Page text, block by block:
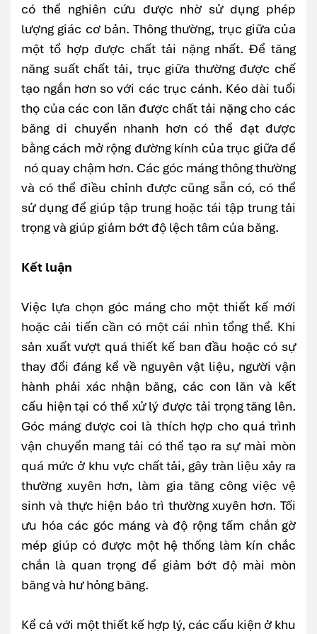
có thể nghiên cứu được nhờ sử dụng phép
lượng giác cơ bản. Thông thường, trục giữa của
một tổ hợp được chất tải nặng nhất. Để tăng
năng suất chất tải, trục giữa thường được chế
tạo ngắn hơn so với các trục cánh. Kéo dài tuổi
thọ của các con lăn được chất tải nặng cho các
băng di chuyển nhanh hơn có thể đạt được
bằng cách mở rộng đường kính của trục giữa để
nó quay chậm hơn. Các góc máng thông thường
và có thể điều chỉnh được cũng sẵn có, có thể
sử dụng để giúp tập trung hoặc tái tập trung tải
trọng và giúp giảm bớt độ lệch tâm của băng.
Kết luận
Việc lựa chọn góc máng cho một thiết kế mới
hoặc cải tiến cần có một cái nhìn tổng thể. Khi
sản xuất vượt quá thiết kế ban đầu hoặc có sự
thay đổi đáng kể về nguyên vật liệu, người vận
hành phải xác nhận băng, các con lăn và kết
cấu hiện tại có thể xử lý được tải trọng tăng lên.
Góc máng được coi là thích hợp cho quá trình
vận chuyển mang tải có thể tạo ra sự mài mòn
quá mức ở khu vực chất tải, gây tràn liệu xảy ra
thường xuyên hơn, làm gia tăng công việc vệ
sinh và thực hiện bảo trì thường xuyên hơn. Tối
ưu hóa các góc máng và độ rộng tấm chắn gờ
mép giúp có được một hệ thống làm kín chắc
chắn là quan trọng để giảm bớt độ mài mòn
băng và hư hỏng băng.
Kể cả với một thiết kế hợp lý, các cấu kiện ở khu